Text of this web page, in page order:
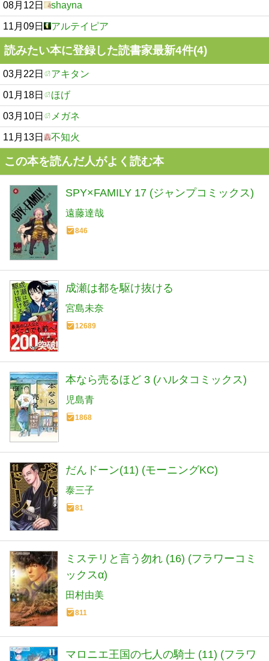
08月12日 shayna
11月09日 アルテイピア
読みたい本に登録した読書家最新4件(4)
03月22日 アキタン
01月18日 ほげ
03月10日 メガネ
11月13日 不知火
この本を読んだ人がよく読む本
SPY×FAMILY 17 (ジャンプコミックス)
遠藤達哉
846
成瀬は都を駆け抜ける
宮島未奈
12689
本なら売るほど 3 (ハルタコミックス)
児島青
1868
だんドーン(11) (モーニングKC)
泰三子
81
ミステリと言う勿れ (16) (フラワーコミ
ックスα)
田村由美
811
マロニエ王国の七人の騎士 (11) (フラワ